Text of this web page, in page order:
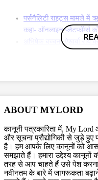
पर्सनैलिटी राइट्स मामले में
कहा- ऑनलाइन प्लेटफॉर्म्स
अभिषेक बच्चन, ऐश्वर्या
पुलिस अधिकारियों के फोन
दिल्ली हाई कोर्ट के जस्टिस यशवंत
तुगलक रोड थाना अध्यक्ष समेत 8
रोड थाने के SHO उमेश मलिक, समेत
ABOUT MYLORD
कानूनी पत्रकारिता में, My
और सूचना प्रौद्योगिकी से जुड़े
है। हम आपके लिए कानूनों को
समझाते हैं। हमारा उद्देश्य
तरह से आप चाहते हैं उसे पेश करना
नवीनतम के बारे में जागरूकता